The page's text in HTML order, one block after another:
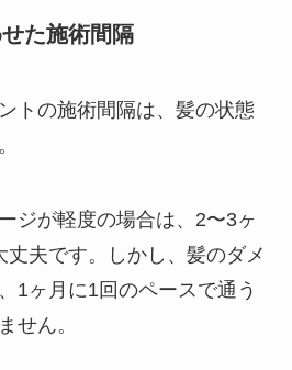
た施術間隔
トの施術間隔は、髪の状態
ジが軽度の場合は、2〜3ヶ
丈夫です。しかし、髪のダメ
1ヶ月に1回のペースで通う
せん。